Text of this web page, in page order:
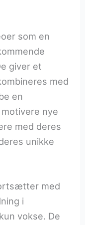
som en
giver et
med
en
nye
med deres
unikke
med
i
vokse. De